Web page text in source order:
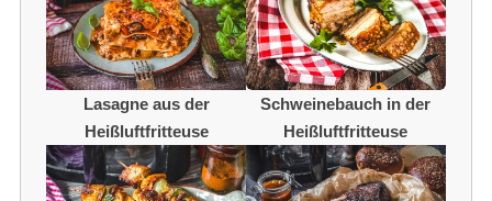
Lasagne aus der
Heißluftfritteuse
Schweinebauch in der
Heißluftfritteuse